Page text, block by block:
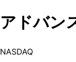
アドバン
NASDAQ